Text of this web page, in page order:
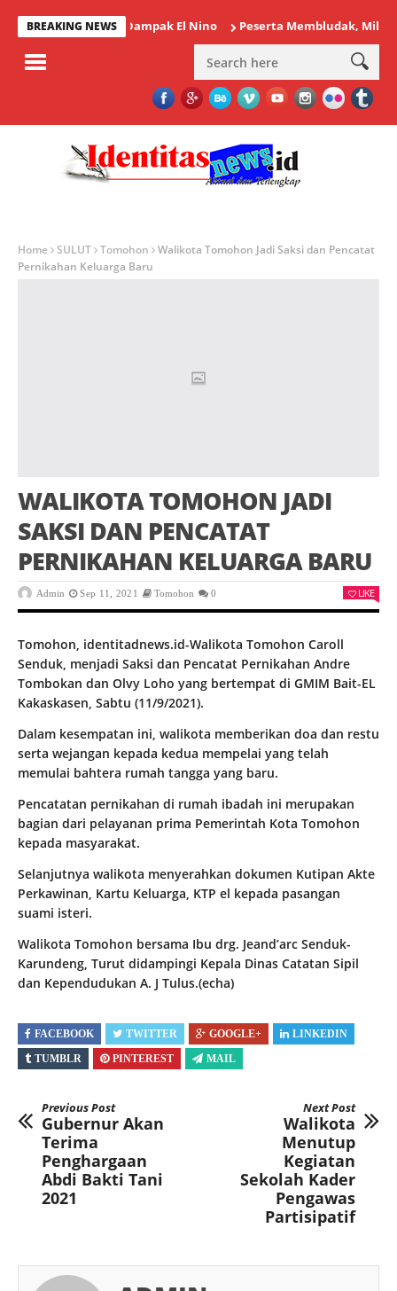
BREAKING NEWS
Waspadai Dampak El Nino Peserta Membludak, Milenial
Home SULUT Tomohon
Walikota Tomohon Jadi Saksi dan Pencatat
Pernikahan Keluarga Baru
WALIKOTA TOMOHON JADI
SAKSI DAN PENCATAT
PERNIKAHAN KELUARGA BARU
Admin Sep 11, 2021 Tomohon 0 LIKE
Tomohon, identitadnews.id-Walikota Tomohon Caroll
Senduk, menjadi Saksi dan Pencatat Pernikahan Andre
Tombokan dan Olvy Loho yang bertempat di GMIM Bait-EL
Kakaskasen, Sabtu (11/9/2021).
Dalam kesempatan ini, walikota memberikan doa dan restu
serta wejangan kepada kedua mempelai yang telah
memulai bahtera rumah tangga yang baru.
Pencatatan pernikahan di rumah ibadah ini merupakan
bagian dari pelayanan prima Pemerintah Kota Tomohon
kepada masyarakat.
Selanjutnya walikota menyerahkan dokumen Kutipan Akte
Perkawinan, Kartu Keluarga, KTP el kepada pasangan
suami isteri.
Walikota Tomohon bersama Ibu drg. Jeand’arc Senduk-
Karundeng, Turut didampingi Kepala Dinas Catatan Sipil
dan Kependudukan A. J Tulus.(echa)
FACEBOOK TWITTER GOOGLE+
LINKEDIN
TUMBLR
PINTEREST MAIL
Previous Post
Gubernur Akan
Terima
Penghargaan
Abdi Bakti Tani
2021
Next Post
Walikota
Menutup
Kegiatan
Sekolah Kader
Pengawas
Partisipatif